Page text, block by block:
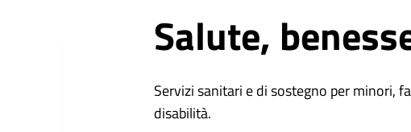
Salute,
Servizi sanitari e di sostegno per minori,
disabilità.